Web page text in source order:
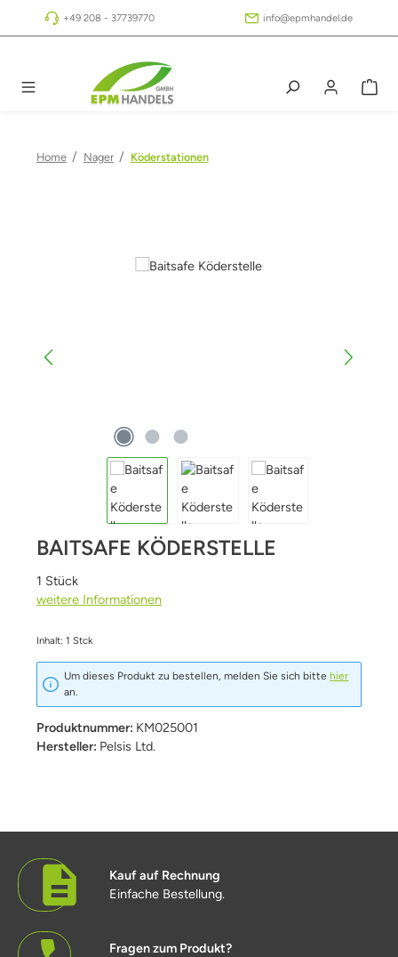
Zum Hauptinhalt springen
+49 208 - 37739770 info@epmhandel.de
Home / Nager / Köderstationen
Bildergalerie überspringen
BAITSAFE KÖDERSTELLE
1 Stück
weitere Informationen
Inhalt: 1 Stck
Um dieses Produkt zu bestellen, melden Sie sich bitte hier
an.
Produktnummer: KM025001
Hersteller: Pelsis Ltd.
Kauf auf Rechnung
Einfache Bestellung.
Fragen zum Produkt?